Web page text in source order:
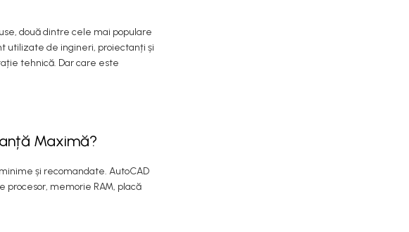
două dintre cele mai populare
utilizate de ingineri, proiectanți și
tehnică. Dar care este
Maximă?
și recomandate. AutoCAD
memorie RAM, placă